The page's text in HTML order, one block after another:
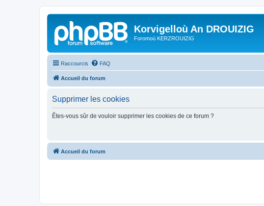
Korvigelloù An DROUIZIG
Foromoù KERZROUIZIG
Raccourcis FAQ
Accueil du forum
Supprimer les cookies
Êtes-vous sûr de vouloir supprimer les cookies de ce forum ?
Accueil du forum